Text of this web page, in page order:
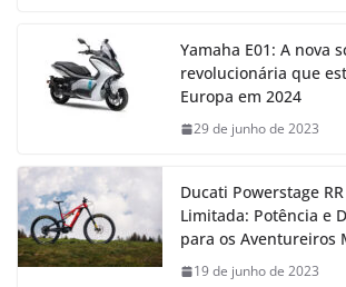
Yamaha E01: A nova
revolucionária que
Europa em 2024
29 de junho de 2023
Ducati Powerstage
Limitada: Potência e
para os Aventureiros
19 de junho de 2023